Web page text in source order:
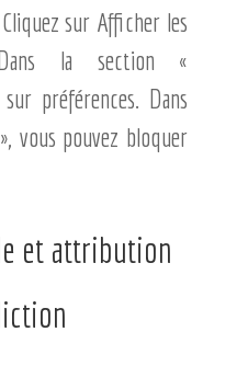
sur Afficher les
Dans la section «
préférences. Dans
vous pouvez bloquer
et attribution